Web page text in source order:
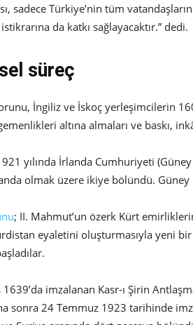
sadece Türkiye’nin tüm
da katkı sağlayacaktır.” dedi.
süreç
İngiliz ve İskoç yerleşimcilerin
altına almaları ve baskı,
yılında İrlanda Cumhuriyeti
olmak üzere ikiye bölündü.
; II. Mahmut’un özerk Kürt
eyaletini oluşturmasıyla yeni
1639’da imzalanan Kasr-ı Şirin
sonra 24 Temmuz 1923 tarihinde